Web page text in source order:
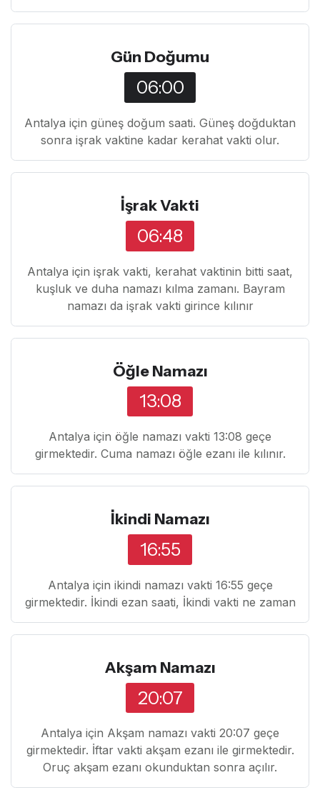
Gün Doğumu
06:00
Antalya için güneş doğum saati. Güneş doğduktan
sonra işrak vaktine kadar kerahat vakti olur.
İşrak Vakti
06:48
Antalya için işrak vakti, kerahat vaktinin bitti saat,
kuşluk ve duha namazı kılma zamanı. Bayram
namazı da işrak vakti girince kılınır
Öğle Namazı
13:08
Antalya için öğle namazı vakti 13:08 geçe
girmektedir. Cuma namazı öğle ezanı ile kılınır.
İkindi Namazı
16:55
Antalya için ikindi namazı vakti 16:55 geçe
girmektedir. İkindi ezan saati, İkindi vakti ne zaman
Akşam Namazı
20:07
Antalya için Akşam namazı vakti 20:07 geçe
girmektedir. İftar vakti akşam ezanı ile girmektedir.
Oruç akşam ezanı okunduktan sonra açılır.